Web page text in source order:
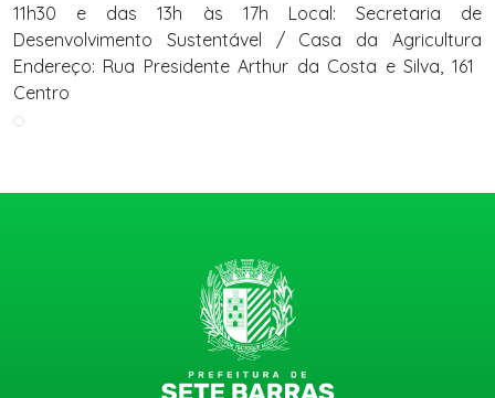
11h30 e das 13h às 17h Local: Secretaria de
Desenvolvimento Sustentável / Casa da Agricultura
Endereço: Rua Presidente Arthur da Costa e Silva, 161 
Centro